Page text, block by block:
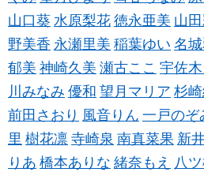
山口葵 水原梨花 徳永亜美 山
野美香 永瀬里美 稲葉ゆい 名
郁美 神崎久美 瀬古ここ 宇佐
川みなみ 優和 望月マリア 杉
前田さおり 風音りん 一戸のぞ
里 樹花凛 寺崎泉 南真菜果 新
りあ 橋本ありな 緒奈もえ 八